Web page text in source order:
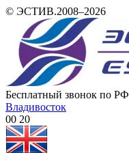
© ЭСТИВ.2008–2026
Бесплатный звонок по РФ
Владивосток
00:20